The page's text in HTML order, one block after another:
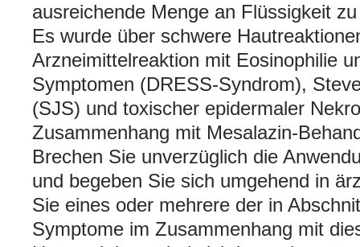
ausreichende Menge an Flüssigkeit
Es wurde über schwere
Arzneimittelreaktion mit Eosinophilie
Symptomen (DRESS-Syndrom),
(SJS) und toxischer epidermaler
Zusammenhang mit Mesalazin-
Brechen Sie unverzüglich die
und begeben Sie sich umgehend in
Sie eines oder mehrere der in
Symptome im Zusammenhang mit